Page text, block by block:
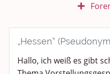
Rundum Leben
„Hessen“
Hallo, ich weiß es gibt